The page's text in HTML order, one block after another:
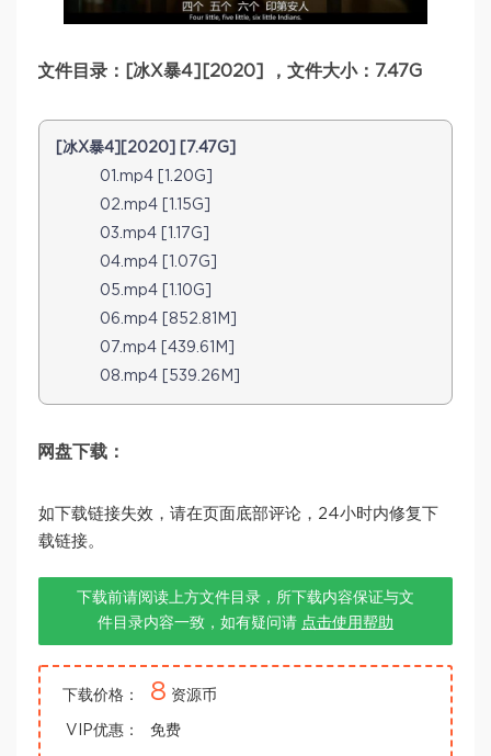
文件目录：[冰X暴4][2020] ，文件大小：7.47G
[冰X暴4][2020] [7.47G]
01.mp4 [1.20G]
02.mp4 [1.15G]
03.mp4 [1.17G]
04.mp4 [1.07G]
05.mp4 [1.10G]
06.mp4 [852.81M]
07.mp4 [439.61M]
08.mp4 [539.26M]
网盘下载：
如下载链接失效，请在页面底部评论，24小时内修复下
载链接。
下载前请阅读上方文件目录，所下载内容保证与文
件目录内容一致，如有疑问请 点击使用帮助
下载价格： 8 资源币
VIP优惠： 免费